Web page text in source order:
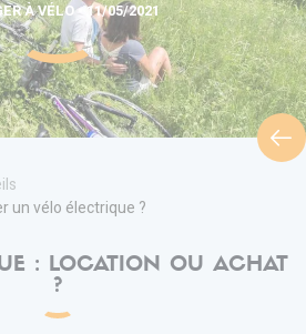
À VÉLO • 11/05/2021
un vélo électrique ?
: LOCATION OU ACHAT
?